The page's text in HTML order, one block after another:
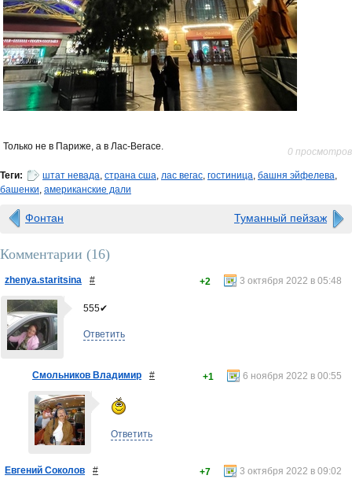
Только не в Париже, а в Лас-Вегасе. 0 просмотров
Теги: штат невада, страна сша, лас вегас, гостиница, башня эйфелева,
башенки, американские дали
Фонтан Туманный пейзаж
Комментарии (16)
zhenya.staritsina # 3 октября 2022 в 05:48
+2
555✔
Ответить
Смольников Владимир # 6 ноября 2022 в 00:55
+1
Ответить
Евгений Соколов # 3 октября 2022 в 09:02
+7